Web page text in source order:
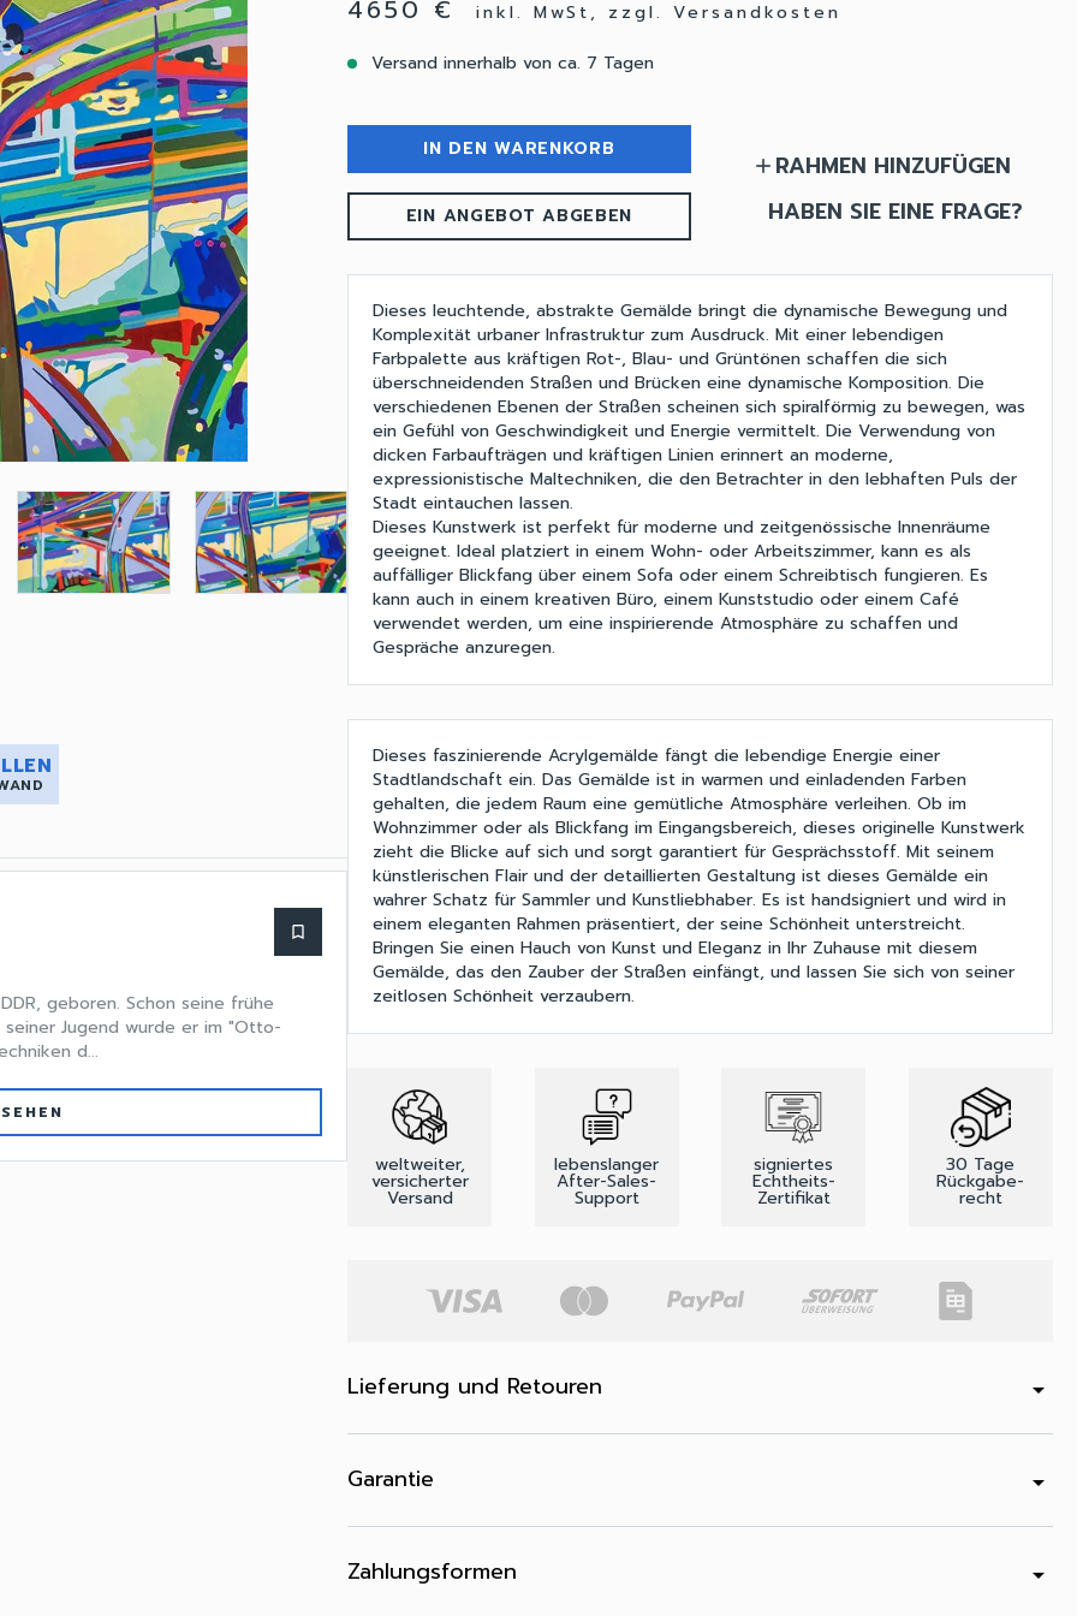
bookmark_border
geboren. Schon seine frühe
Jugend wurde er im "Otto-
d...
4650 €
inkl. MwSt, zzgl. Versandkosten
Versand innerhalb von ca. 7 Tagen
IN DEN WARENKORB
EIN ANGEBOT ABGEBEN
add RAHMEN HINZUFÜGEN
HABEN SIE EINE FRAGE?
Dieses leuchtende, abstrakte Gemälde bringt die dynamische Bewegung und
Komplexität urbaner Infrastruktur zum Ausdruck. Mit einer lebendigen
Farbpalette aus kräftigen Rot-, Blau- und Grüntönen schaffen die sich
überschneidenden Straßen und Brücken eine dynamische Komposition. Die
verschiedenen Ebenen der Straßen scheinen sich spiralförmig zu bewegen, was
ein Gefühl von Geschwindigkeit und Energie vermittelt. Die Verwendung von
dicken Farbaufträgen und kräftigen Linien erinnert an moderne,
expressionistische Maltechniken, die den Betrachter in den lebhaften Puls der
Stadt eintauchen lassen.
Dieses Kunstwerk ist perfekt für moderne und zeitgenössische Innenräume
geeignet. Ideal platziert in einem Wohn- oder Arbeitszimmer, kann es als
auffälliger Blickfang über einem Sofa oder einem Schreibtisch fungieren. Es
kann auch in einem kreativen Büro, einem Kunststudio oder einem Café
verwendet werden, um eine inspirierende Atmosphäre zu schaffen und
Gespräche anzuregen.
Dieses faszinierende Acrylgemälde fängt die lebendige Energie einer
Stadtlandschaft ein. Das Gemälde ist in warmen und einladenden Farben
gehalten, die jedem Raum eine gemütliche Atmosphäre verleihen. Ob im
Wohnzimmer oder als Blickfang im Eingangsbereich, dieses originelle Kunstwerk
zieht die Blicke auf sich und sorgt garantiert für Gesprächsstoff. Mit seinem
künstlerischen Flair und der detaillierten Gestaltung ist dieses Gemälde ein
wahrer Schatz für Sammler und Kunstliebhaber. Es ist handsigniert und wird in
einem eleganten Rahmen präsentiert, der seine Schönheit unterstreicht.
Bringen Sie einen Hauch von Kunst und Eleganz in Ihr Zuhause mit diesem
Gemälde, das den Zauber der Straßen einfängt, und lassen Sie sich von seiner
zeitlosen Schönheit verzaubern.
weltweiter,
versicherter
Versand
lebenslanger
After-Sales-
Support
signiertes
Echtheits-
Zertifikat
30 Tage
Rückgabe-
recht
Lieferung und Retouren arrow_drop_down
Garantie arrow_drop_down
Zahlungsformen arrow_drop_down